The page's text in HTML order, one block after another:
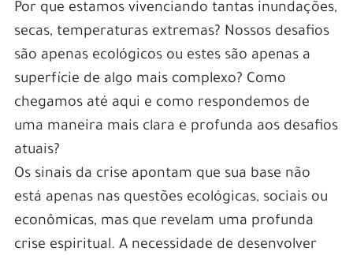
Por que estamos vivenciando tantas inundações,
secas, temperaturas extremas? Nossos desafios
são apenas ecológicos ou estes são apenas a
superfície de algo mais complexo? Como
chegamos até aqui e como respondemos de
uma maneira mais clara e profunda aos desafios
atuais?
Os sinais da crise apontam que sua base não
está apenas nas questões ecológicas, sociais ou
econômicas, mas que revelam uma profunda
crise espiritual. A necessidade de desenvolver